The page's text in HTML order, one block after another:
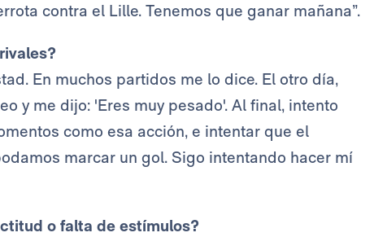
contra el Lille. Tenemos que ganar mañana”.
En muchos partidos me lo dice. El otro día,
y me dijo: 'Eres muy pesado'. Al final, intento
como esa acción, e intentar que el
marcar un gol. Sigo intentando hacer mí
o falta de estímulos?